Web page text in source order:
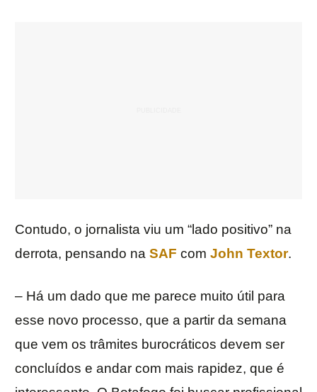
Contudo, o jornalista viu um “lado positivo” na
derrota, pensando na SAF com John Textor.
– Há um dado que me parece muito útil para
esse novo processo, que a partir da semana
que vem os trâmites burocráticos devem ser
concluídos e andar com mais rapidez, que é